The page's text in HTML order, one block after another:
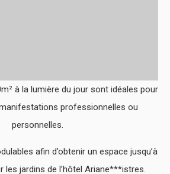
à la lumière du jour sont idéales pour
professionnelles ou
personnelles.
afin d’obtenir un espace jusqu’à
les jardins de l’hôtel Ariane***istres.